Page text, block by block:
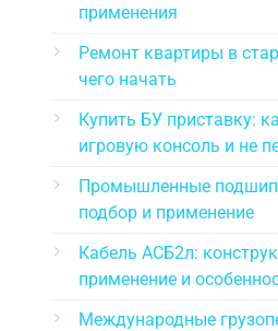
применения
Ремонт квартиры в
чего начать
Купить БУ приставку:
игровую консоль и не
Промышленные
подбор и применение
Кабель АСБ2л:
применение и
Международные